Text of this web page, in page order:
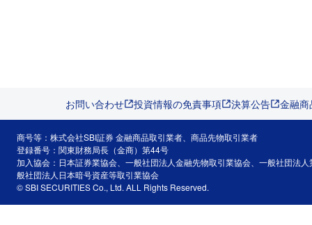
お問い合わせ 投資情報の免責事項 決算公告 金融
商号等：株式会社SBI証券 金融商品取引業者、商品先物取引業者
登録番号：関東財務局長（金商）第44号
加入協会：日本証券業協会、一般社団法人金融先物取引業協会、一般社団法
般社団法人日本暗号資産等取引業協会
© SBI SECURITIES Co., Ltd. ALL Rights Reserved.